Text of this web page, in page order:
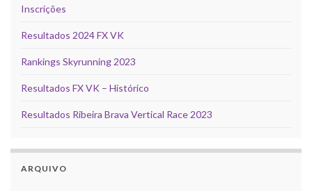
Inscrições
Resultados 2024 FX VK
Rankings Skyrunning 2023
Resultados FX VK – Histórico
Resultados Ribeira Brava Vertical Race 2023
ARQUIVO